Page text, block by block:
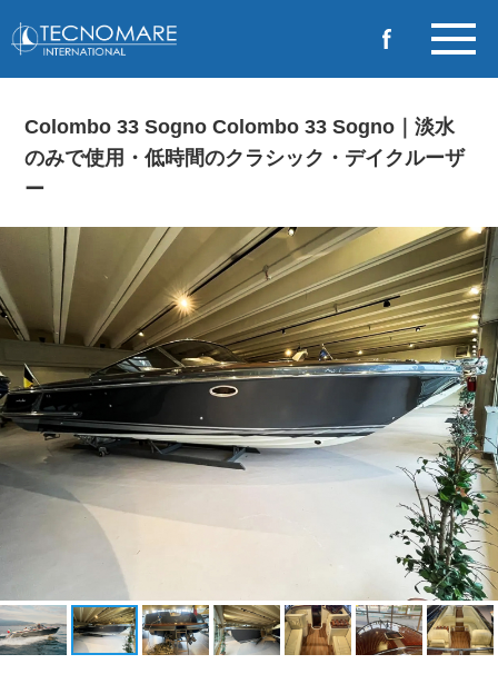
Colombo 33 Sogno Colombo 33 Sogno｜淡水
のみで使用・低時間のクラシック・デイクルーザ
ー